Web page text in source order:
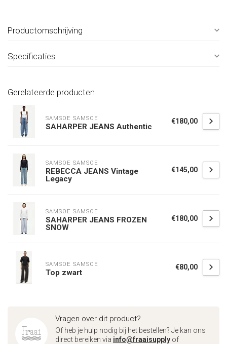
Productomschrijving
Specificaties
Gerelateerde producten
SAMSOE SAMSOE
SAHARPER JEANS Authentic
€180,00
SAMSOE SAMSOE
REBECCA JEANS Vintage
Legacy
€145,00
SAMSOE SAMSOE
SAHARPER JEANS FROZEN
SNOW
€180,00
SAMSOE SAMSOE
Top zwart
€80,00
Vragen over dit product?
Of heb je hulp nodig bij het bestellen? Je kan ons
direct bereiken via info@fraaisupply of